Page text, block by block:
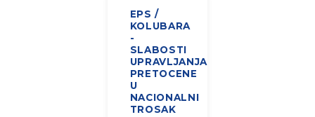
EPS /
KOLUBARA
-
SLABOSTI
UPRAVLJANJA
PRETOCENE
U
NACIONALNI
TROSAK